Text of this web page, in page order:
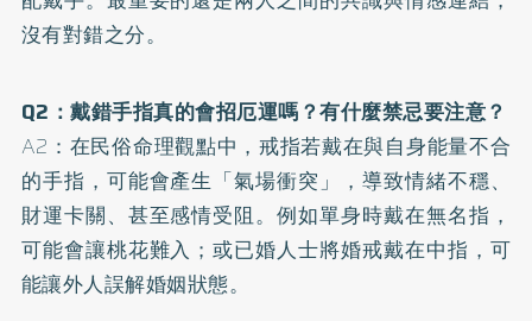
沒有對錯之分。
Q2：戴錯手指真的會招厄運嗎？有什麼禁忌要注意？
A2：在民俗命理觀點中，戒指若戴在與自身能量不合
的手指，可能會產生「氣場衝突」，導致情緒不穩、
財運卡關、甚至感情受阻。例如單身時戴在無名指，
可能會讓桃花難入；或已婚人士將婚戒戴在中指，可
能讓外人誤解婚姻狀態。